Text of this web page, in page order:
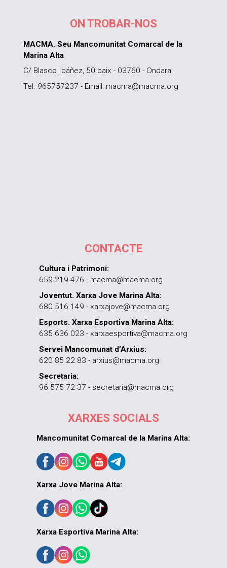
ON TROBAR-NOS
MACMA. Seu Mancomunitat Comarcal de la
Marina Alta
C/ Blasco Ibáñez, 50 baix - 03760 - Ondara
Tel. 965757237 - Email: macma@macma.org
CONTACTE
Cultura i Patrimoni:
659 219 476 - macma@macma.org
Joventut. Xarxa Jove Marina Alta:
680 516 149 - xarxajove@macma.org
Esports. Xarxa Esportiva Marina Alta:
635 636 023 - xarxaesportiva@macma.org
Servei Mancomunat d’Arxius:
620 85 22 83 - arxius@macma.org
Secretaria:
96 575 72 37 - secretaria@macma.org
XARXES SOCIALS
Mancomunitat Comarcal de la Marina Alta:
Xarxa Jove Marina Alta:
Xarxa Esportiva Marina Alta: